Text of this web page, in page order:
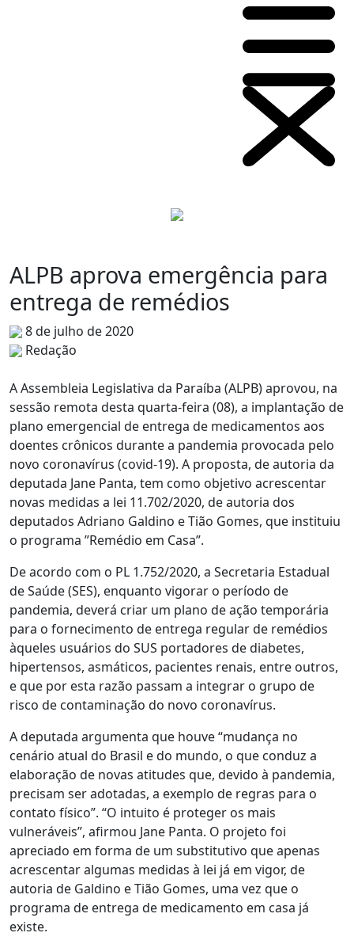
ALPB aprova emergência para
entrega de remédios
8 de julho de 2020
Redação
A Assembleia Legislativa da Paraíba (ALPB) aprovou, na
sessão remota desta quarta-feira (08), a implantação de
plano emergencial de entrega de medicamentos aos
doentes crônicos durante a pandemia provocada pelo
novo coronavírus (covid-19). A proposta, de autoria da
deputada Jane Panta, tem como objetivo acrescentar
novas medidas a lei 11.702/2020, de autoria dos
deputados Adriano Galdino e Tião Gomes, que instituiu
o programa ”Remédio em Casa”.
De acordo com o PL 1.752/2020, a Secretaria Estadual
de Saúde (SES), enquanto vigorar o período de
pandemia, deverá criar um plano de ação temporária
para o fornecimento de entrega regular de remédios
àqueles usuários do SUS portadores de diabetes,
hipertensos, asmáticos, pacientes renais, entre outros,
e que por esta razão passam a integrar o grupo de
risco de contaminação do novo coronavírus.
A deputada argumenta que houve “mudança no
cenário atual do Brasil e do mundo, o que conduz a
elaboração de novas atitudes que, devido à pandemia,
precisam ser adotadas, a exemplo de regras para o
contato físico”. “O intuito é proteger os mais
vulneráveis”, afirmou Jane Panta. O projeto foi
apreciado em forma de um substitutivo que apenas
acrescentar algumas medidas à lei já em vigor, de
autoria de Galdino e Tião Gomes, uma vez que o
programa de entrega de medicamento em casa já
existe.